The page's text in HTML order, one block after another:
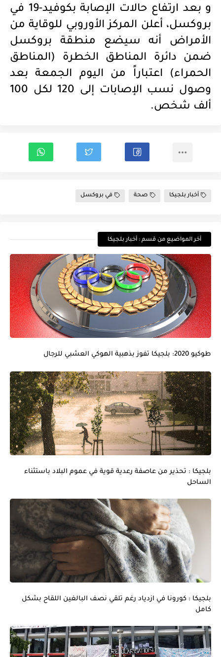
و بعد ارتفاع حالات الإصابة بكوفيد-19 في
بروكسل، أعلن المركز الأوروبي للوقاية من
الأمراض أنه سيضع منطقة بروكسل
ضمن دائرة المناطق الخطرة (المناطق
الحمراء) اعتباراً من اليوم الجمعة بعد
وصول نسب الإصابات إلى 120 لكل 100
ألف شخص.
أخبار بلجيكا صحة في بروكسل
أخر المواضيع من قسم : أخبار بلجيكا
طوكيو 2020: بلجيكا تفوز بذهبية الهوكي العشبي للرجال
بلجيكا : تحذير من عاصفة رعدية قوية في عموم البلاد باستثناء
الساحل
بلجيكا : كورونا في ازدياد رغم تلقي نصف البالغين اللقاح بشكل
كامل